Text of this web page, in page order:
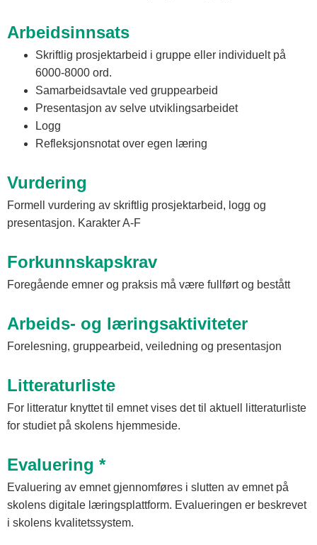
Arbeidsinnsats
Skriftlig prosjektarbeid i gruppe eller individuelt på
6000-8000 ord.
Samarbeidsavtale ved gruppearbeid
Presentasjon av selve utviklingsarbeidet
Logg
Refleksjonsnotat over egen læring
Vurdering
Formell vurdering av skriftlig prosjektarbeid, logg og
presentasjon. Karakter A-F
Forkunnskapskrav
Foregående emner og praksis må være fullført og bestått
Arbeids- og læringsaktiviteter
Forelesning, gruppearbeid, veiledning og presentasjon
Litteraturliste
For litteratur knyttet til emnet vises det til aktuell litteraturliste
for studiet på skolens hjemmeside.
Evaluering *
Evaluering av emnet gjennomføres i slutten av emnet på
skolens digitale læringsplattform. Evalueringen er beskrevet
i skolens kvalitetssystem.